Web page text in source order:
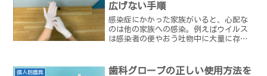
広げない手順
感染症にかかった家族がいると、心配な
のは他の家族への感染。例えばウイルス
は感染者の便やおう吐物中に大量に存在
個人防護具
歯科グローブの正しい使用方法を